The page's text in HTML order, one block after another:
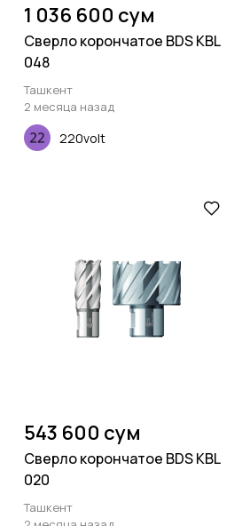
1 036 600 сум
Сверло корончатое BDS KBL
048
Ташкент
2 месяца назад
220volt
543 600 сум
Сверло корончатое BDS KBL
020
Ташкент